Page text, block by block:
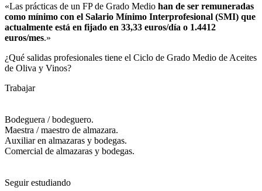
«Las prácticas de un FP de Grado Medio han de ser remuneradas
como mínimo con el Salario Mínimo Interprofesional (SMI) que
actualmente está en fijado en 33,33 euros/día o 1.4412
euros/mes.»
¿Qué salidas profesionales tiene el Ciclo de Grado Medio de Aceites
de Oliva y Vinos?​
Trabajar
Bodeguera / bodeguero.
Maestra / maestro de almazara.
Auxiliar en almazaras y bodegas.
Comercial de almazaras y bodegas.
Seguir estudiando